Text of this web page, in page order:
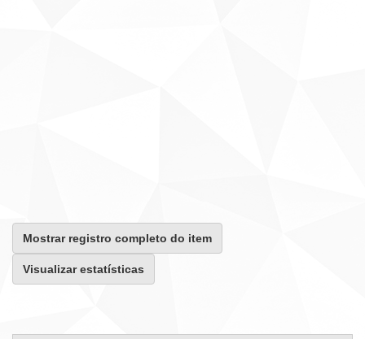
Mostrar registro completo do item
Visualizar estatísticas